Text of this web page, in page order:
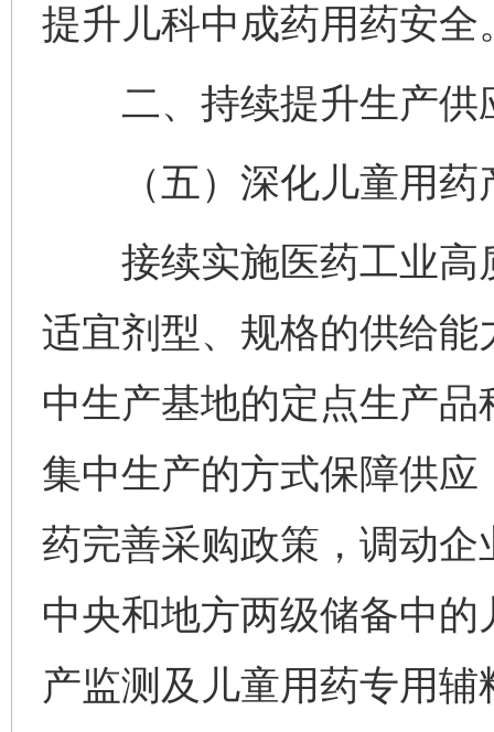
提升儿科中成药用药安全
二、持续提升生产供
（五）深化儿童用药
接续实施医药工业高
适宜剂型、规格的供给
中生产基地的定点生产
集中生产的方式保障供
药完善采购政策，调动
中央和地方两级储备中
产监测及儿童用药专用